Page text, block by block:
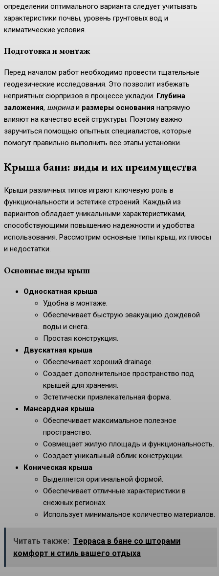
определении оптимального варианта следует учитывать
характеристики почвы, уровень грунтовых вод и
климатические условия.
Подготовка и монтаж
Перед началом работ необходимо провести тщательные
геодезические исследования. Это позволит избежать
неприятных сюрпризов в процессе укладки. Глубина
заложения, ширинаи размеры основания напрямую
влияют на качество всей структуры. Поэтому важно
заручиться помощью опытных специалистов, которые
помогут правильно выполнить все этапы установки.
Крыша бани: виды и их преимущества
Крыши различных типов играют ключевую роль в
функциональности и эстетике строений. Каждый из
вариантов обладает уникальными характеристиками,
способствующими повышению надежности и удобства
использования. Рассмотрим основные типы крыш, их плюсы
и недостатки.
Основные виды крыш
Односкатная крыша
Удобна в монтаже.
Обеспечивает быструю эвакуацию дождевой
воды и снега.
Простая конструкция.
Двускатная крыша
Обеспечивает хороший drainage.
Создает дополнительное пространство под
крышей для хранения.
Эстетически привлекательная форма.
Мансардная крыша
Обеспечивает максимальное полезное
пространство.
Совмещает жилую площадь и функциональность.
Создает уникальный облик конструкции.
Коническая крыша
Выделяется оригинальной формой.
Обеспечивает отличные характеристики в
снежных регионах.
Использует минимальное количество материалов.
Читать также: Терраса в бане со шторами
комфорт и стиль вашего отдыха